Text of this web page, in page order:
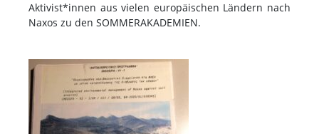
Aktivist*innen aus vielen europäischen Ländern nach
Naxos zu den SOMMERAKADEMIEN.